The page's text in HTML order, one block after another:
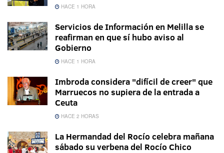
HACE 1 HORA
Servicios de Información en Melilla se
reafirman en que sí hubo aviso al
Gobierno
HACE 1 HORA
Imbroda considera "difícil de creer" que
Marruecos no supiera de la entrada a
Ceuta
HACE 2 HORAS
La Hermandad del Rocío celebra mañana
sábado su verbena del Rocío Chico